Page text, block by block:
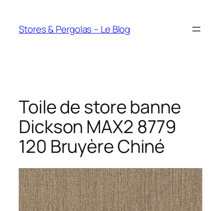
contenu
Stores & Pergolas – Le Blog
Toile de store banne
Dickson MAX2 8779
120 Bruyère Chiné